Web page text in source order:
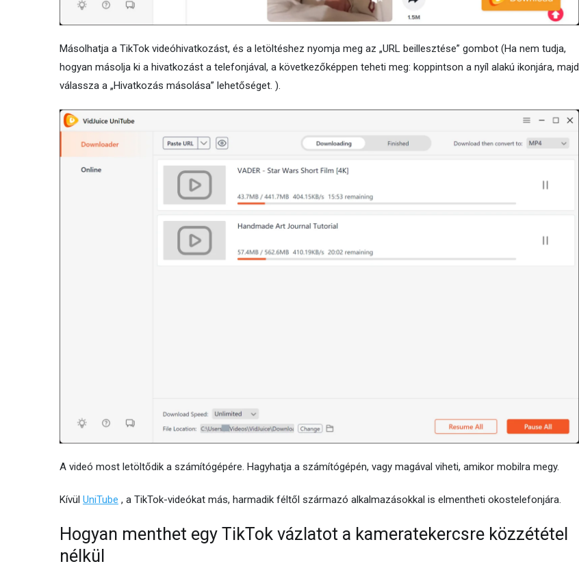
Másolhatja a TikTok videóhivatkozást, és a letöltéshez nyomja meg az „URL beillesztése” gombot (Ha nem tudja,
hogyan másolja ki a hivatkozást a telefonjával, a következőképpen teheti meg: koppintson a nyíl alakú ikonjára, majd
válassza a „Hivatkozás másolása” lehetőséget. ).
A videó most letöltődik a számítógépére. Hagyhatja a számítógépén, vagy magával viheti, amikor mobilra megy.
Kívül UniTube , a TikTok-videókat más, harmadik féltől származó alkalmazásokkal is elmentheti okostelefonjára.
Hogyan menthet egy TikTok vázlatot a kameratekercsre közzététel
nélkül